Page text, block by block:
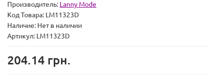
Производитель: Lanny Mode
Код Товара: LM11323D
Наличие: Нет в наличии
Артикул: LM11323D
204.14 грн.